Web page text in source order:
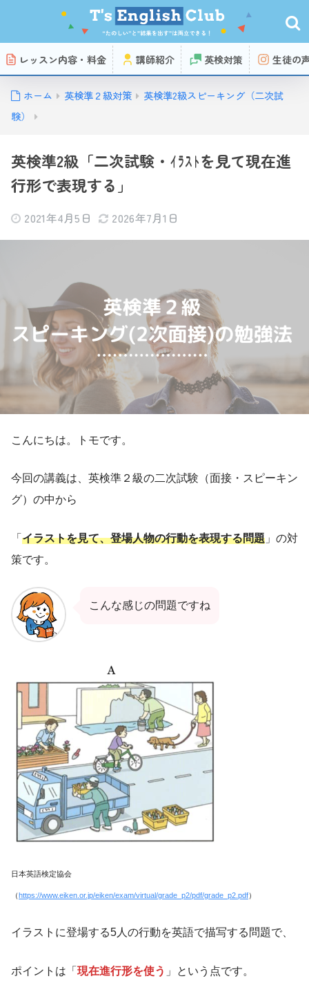
レッスン内容・料金 講師紹介 英検対策 生徒の
ホーム 英検準２級対策
英検準2級スピーキング（二次試
験）
英検準2級「二次試験・ｲﾗｽﾄを見て現在進
行形で表現する」
2021年4月5日 2026年7月1日
こんにちは。トモです。
今回の講義は、英検準２級の二次試験（面接・スピーキン
グ）の中から
「イラストを見て、登場人物の行動を表現する問題 」の対
策です。
こんな感じの問題ですね
日本英語検定協会
（https://www.eiken.or.jp/eiken/exam/virtual/grade_p2/pdf/grade_p2.pdf）
イラストに登場する5人の行動を英語で描写する問題で、
ポイントは「現在進行形を使う 」という点です。